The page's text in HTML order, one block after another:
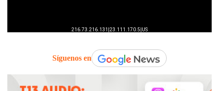
Síguenos en